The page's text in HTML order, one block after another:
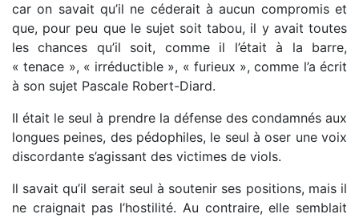
car on savait qu’il ne céderait à aucun compromis et
que, pour peu que le sujet soit tabou, il y avait toutes
les chances qu’il soit, comme il l’était à la barre,
« tenace », « irréductible », « furieux », comme l’a écrit
à son sujet Pascale Robert-Diard.
Il était le seul à prendre la défense des condamnés aux
longues peines, des pédophiles, le seul à oser une voix
discordante s’agissant des victimes de viols.
Il savait qu’il serait seul à soutenir ses positions, mais il
ne craignait pas l’hostilité. Au contraire, elle semblait